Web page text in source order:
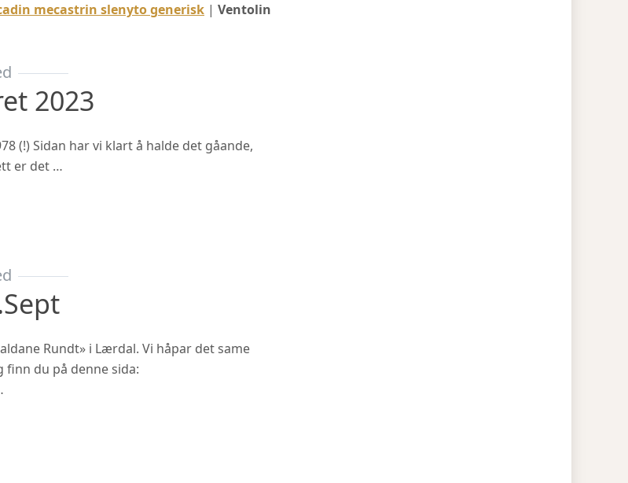
mecastrin slenyto generisk | Ventolin
2023
(!) Sidan har vi klart å halde det gåande,
er det …
haustsemesteret 2023
Rundt» i Lærdal. Vi håpar det same
finn du på denne sida:
til Sogn 19.sept